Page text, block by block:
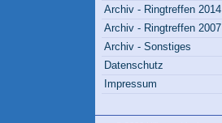
Archiv - Ringtreffen 2014
Archiv - Ringtreffen 2007
Archiv - Sonstiges
Datenschutz
Impressum